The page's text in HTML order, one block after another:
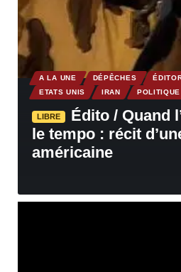
A LA UNE DÉPÊCHES
ETATS UNIS
IRAN POLITIQUE
LIBRE
Édito / Quand
le tempo : récit
américaine